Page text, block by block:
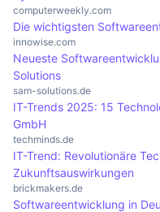
wissenschaftliche
Hardware muss oft
Anforderungen der
werden.
Anwendungen, die in
Datenmengen in
Hardware-Hersteller
anpassen, um die
zu nutzen.
computerweekly.com
Die wichtigsten
innowise.com
Neueste
Solutions
sam-solutions.de
IT-Trends 2025: 15
GmbH
techminds.de
IT-Trend: Revolutionäre
Zukunftsauswirkungen
brickmakers.de
Softwareentwicklung in